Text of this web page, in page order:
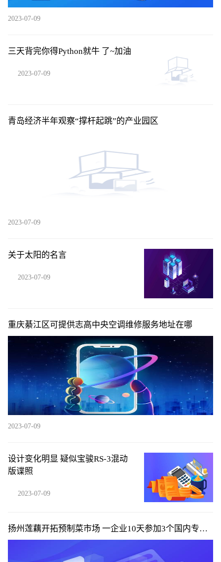
2023-07-09
三天背完你得Python就牛 了~加油
2023-07-09
青岛经济半年观察“撑杆起跳”的产业园区
2023-07-09
关于太阳的名言
2023-07-09
重庆綦江区可提供志高中央空调维修服务地址在哪
2023-07-09
设计变化明显 疑似宝骏RS-3混动
版谍照
2023-07-09
扬州莲藕开拓预制菜市场 一企业10天参加3个国内专业
展